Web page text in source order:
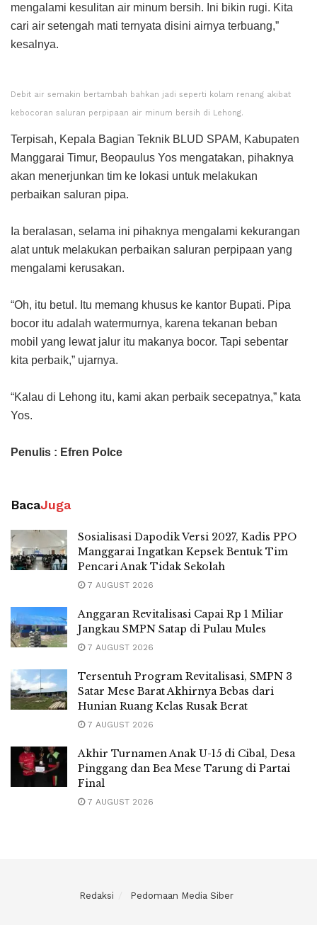
mengalami kesulitan air minum bersih. Ini bikin rugi. Kita
cari air setengah mati ternyata disini airnya terbuang,”
kesalnya.
Debit air semakin bertambah bahkan jadi seperti kolam renang akibat
kebocoran saluran perpipaan air minum bersih di Lehong.
Terpisah, Kepala Bagian Teknik BLUD SPAM, Kabupaten
Manggarai Timur, Beopaulus Yos mengatakan, pihaknya
akan menerjunkan tim ke lokasi untuk melakukan
perbaikan saluran pipa.
Ia beralasan, selama ini pihaknya mengalami kekurangan
alat untuk melakukan perbaikan saluran perpipaan yang
mengalami kerusakan.
“Oh, itu betul. Itu memang khusus ke kantor Bupati. Pipa
bocor itu adalah watermurnya, karena tekanan beban
mobil yang lewat jalur itu makanya bocor. Tapi sebentar
kita perbaik,” ujarnya.
“Kalau di Lehong itu, kami akan perbaik secepatnya,” kata
Yos.
Penulis : Efren Polce
BacaJuga
Sosialisasi Dapodik Versi 2027, Kadis PPO
Manggarai Ingatkan Kepsek Bentuk Tim
Pencari Anak Tidak Sekolah
7 AUGUST 2026
Anggaran Revitalisasi Capai Rp 1 Miliar
Jangkau SMPN Satap di Pulau Mules
7 AUGUST 2026
Tersentuh Program Revitalisasi, SMPN 3
Satar Mese Barat Akhirnya Bebas dari
Hunian Ruang Kelas Rusak Berat
7 AUGUST 2026
Akhir Turnamen Anak U-15 di Cibal, Desa
Pinggang dan Bea Mese Tarung di Partai
Final
7 AUGUST 2026
Redaksi Pedomaan Media Siber